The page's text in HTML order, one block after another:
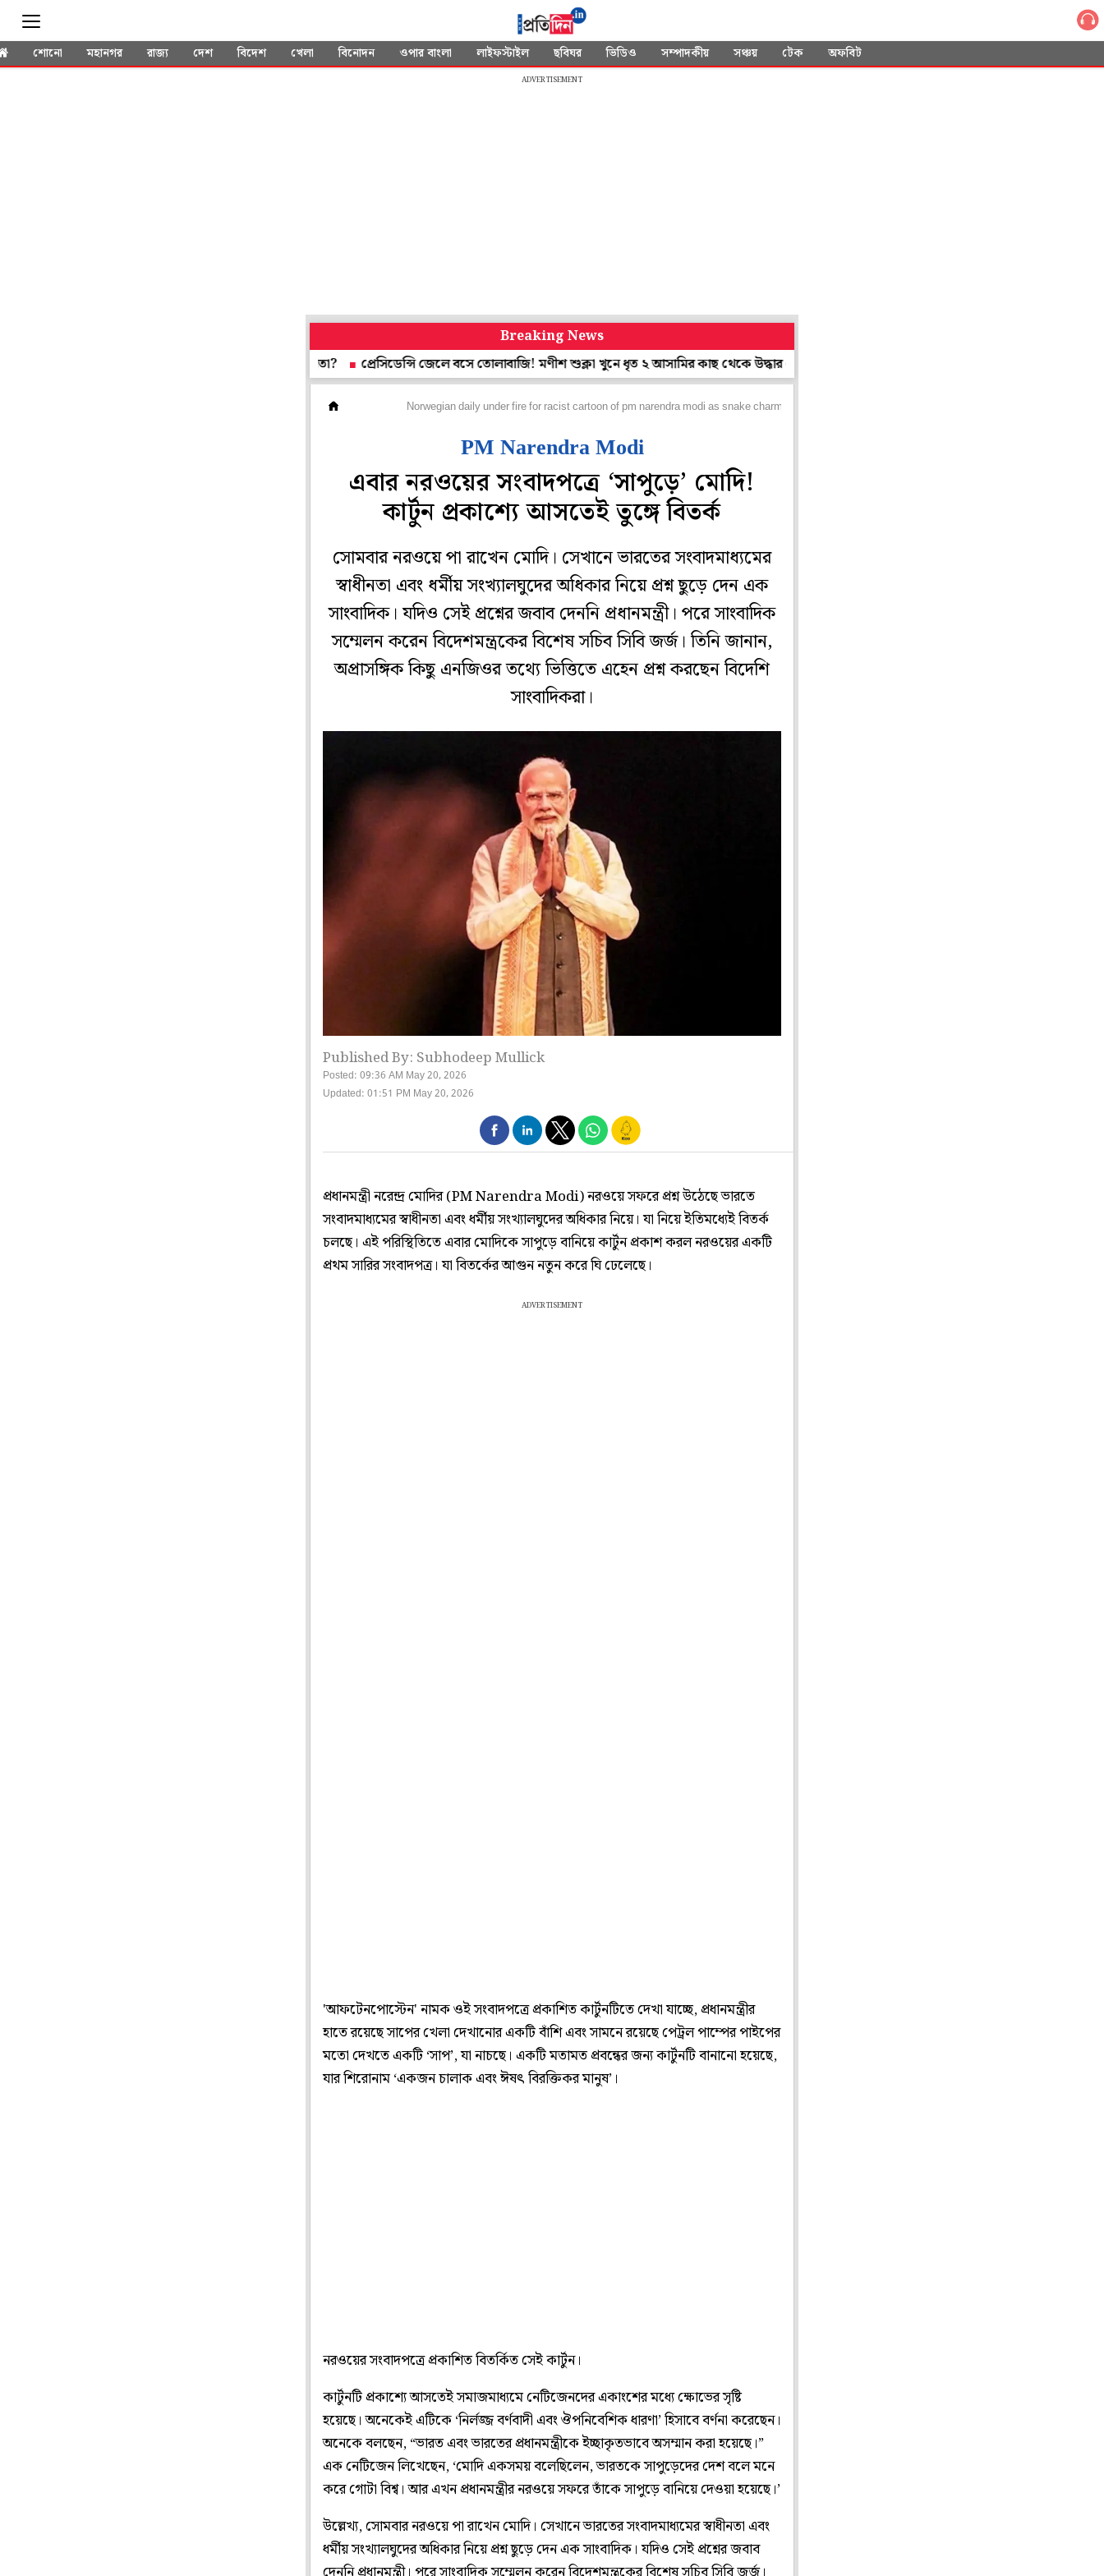
শোনো মহানগর রাজ্য দেশ বিদেশ খেলা বিনোদন ওপার বাংলা লাইফস্টাইল ছবিঘর ভিডিও সম্পাদকীয় সঞ্চয় টেক অফবিট
ADVERTISEMENT
Breaking News
প্রেসিডেন্সি জেলে বসে তোলাবাজি! মণীশ শুক্লা খুনে ধৃত ২ আসামির কাছ থেকে উদ্ধার মোবাইল
Norwegian daily under fire for racist cartoon of pm narendra modi as snake charmer
PM Narendra Modi
এবার নরওয়ের সংবাদপত্রে ‘সাপুড়ে’ মোদি!
কার্টুন প্রকাশ্যে আসতেই তুঙ্গে বিতর্ক
সোমবার নরওয়ে পা রাখেন মোদি। সেখানে ভারতের সংবাদমাধ্যমের
স্বাধীনতা এবং ধর্মীয় সংখ্যালঘুদের অধিকার নিয়ে প্রশ্ন ছুড়ে দেন এক
সাংবাদিক। যদিও সেই প্রশ্নের জবাব দেননি প্রধানমন্ত্রী। পরে সাংবাদিক
সম্মেলন করেন বিদেশমন্ত্রকের বিশেষ সচিব সিবি জর্জ। তিনি জানান,
অপ্রাসঙ্গিক কিছু এনজিওর তথ্যে ভিত্তিতে এহেন প্রশ্ন করছেন বিদেশি
সাংবাদিকরা।
Published By: Subhodeep Mullick
Posted: 09:36 AM May 20, 2026
Updated: 01:51 PM May 20, 2026
প্রধানমন্ত্রী নরেন্দ্র মোদির (PM Narendra Modi) নরওয়ে সফরে প্রশ্ন উঠেছে ভারতে
সংবাদমাধ্যমের স্বাধীনতা এবং ধর্মীয় সংখ্যালঘুদের অধিকার নিয়ে। যা নিয়ে ইতিমধ্যেই বিতর্ক
চলছে। এই পরিস্থিতিতে এবার মোদিকে সাপুড়ে বানিয়ে কার্টুন প্রকাশ করল নরওয়ের একটি
প্রথম সারির সংবাদপত্র। যা বিতর্কের আগুন নতুন করে ঘি ঢেলেছে।
ADVERTISEMENT
'আফটেনপোস্টেন' নামক ওই সংবাদপত্রে প্রকাশিত কার্টুনটিতে দেখা যাচ্ছে, প্রধানমন্ত্রীর
হাতে রয়েছে সাপের খেলা দেখানোর একটি বাঁশি এবং সামনে রয়েছে পেট্রল পাম্পের পাইপের
মতো দেখতে একটি ‘সাপ’, যা নাচছে। একটি মতামত প্রবন্ধের জন্য কার্টুনটি বানানো হয়েছে,
যার শিরোনাম ‘একজন চালাক এবং ঈষৎ বিরক্তিকর মানুষ’।
নরওয়ের সংবাদপত্রে প্রকাশিত বিতর্কিত সেই কার্টুন।
কার্টুনটি প্রকাশ্যে আসতেই সমাজমাধ্যমে নেটিজেনদের একাংশের মধ্যে ক্ষোভের সৃষ্টি
হয়েছে। অনেকেই এটিকে ‘নির্লজ্জ বর্ণবাদী এবং ঔপনিবেশিক ধারণা’ হিসাবে বর্ণনা করেছেন।
অনেকে বলছেন, “ভারত এবং ভারতের প্রধানমন্ত্রীকে ইচ্ছাকৃতভাবে অসম্মান করা হয়েছে।”
এক নেটিজেন লিখেছেন, ‘মোদি একসময় বলেছিলেন, ভারতকে সাপুড়েদের দেশ বলে মনে
করে গোটা বিশ্ব। আর এখন প্রধানমন্ত্রীর নরওয়ে সফরে তাঁকে সাপুড়ে বানিয়ে দেওয়া হয়েছে।’
উল্লেখ্য, সোমবার নরওয়ে পা রাখেন মোদি। সেখানে ভারতের সংবাদমাধ্যমের স্বাধীনতা এবং
ধর্মীয় সংখ্যালঘুদের অধিকার নিয়ে প্রশ্ন ছুড়ে দেন এক সাংবাদিক। যদিও সেই প্রশ্নের জবাব